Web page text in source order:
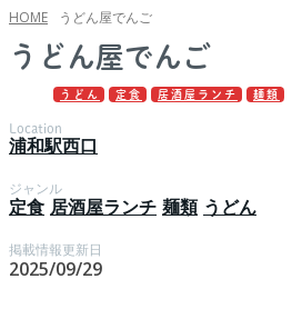
HOME うどん屋でんご
うどん屋でんご
うどん 定食 居酒屋ランチ 麺類
Location
浦和駅西口
ジャンル
定食 居酒屋ランチ 麺類 うどん
掲載情報更新日
2025/09/29